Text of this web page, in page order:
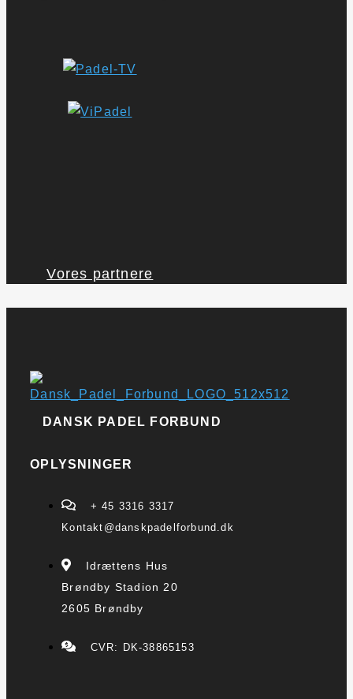
Vores partnere
DANSK PADEL FORBUND
OPLYSNINGER
+ 45 3316 3317
Kontakt@danskpadelforbund.dk
Idrættens Hus
Brøndby Stadion 20
2605 Brøndby
CVR: DK-38865153